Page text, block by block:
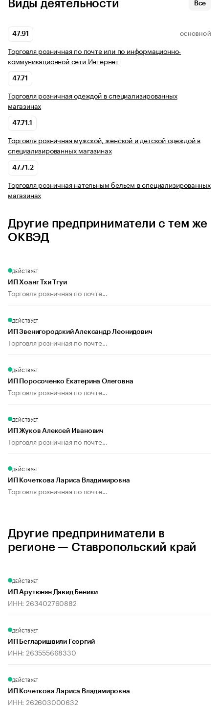
Виды деятельности Все
47.91 ОСНОВНОЙ
Торговля розничная по почте или по информационно-
коммуникационной сети Интернет
47.71
Торговля розничная одеждой в специализированных
магазинах
47.71.1
Торговля розничная мужской, женской и детской одеждой в
специализированных магазинах
47.71.2
Торговля розничная нательным бельем в специализированных
магазинах
Другие предприниматели с тем же
ОКВЭД
ДЕЙСТВУЕТ
ИП Хоанг Тхи Тгуи
Торговля розничная по почте...
ДЕЙСТВУЕТ
ИП Звенигородский Александр Леонидович
Торговля розничная по почте...
ДЕЙСТВУЕТ
ИП Поросоченко Екатерина Олеговна
Торговля розничная по почте...
ДЕЙСТВУЕТ
ИП Жуков Алексей Иванович
Торговля розничная по почте...
ДЕЙСТВУЕТ
ИП Кочеткова Лариса Владимировна
Торговля розничная по почте...
Другие предприниматели в
регионе — Ставропольский край
ДЕЙСТВУЕТ
ИП Арутюнян Давид Беники
ИНН: 263402760882
ДЕЙСТВУЕТ
ИП Бегларишвили Георгий
ИНН: 263555668330
ДЕЙСТВУЕТ
ИП Кочеткова Лариса Владимировна
ИНН: 262603000632